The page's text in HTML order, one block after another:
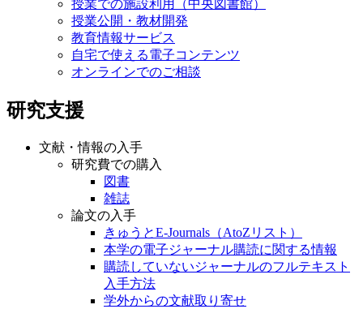
授業での施設利用（中央図書館）
授業公開・教材開発
教育情報サービス
自宅で使える電子コンテンツ
オンラインでのご相談
研究支援
文献・情報の入手
研究費での購入
図書
雑誌
論文の入手
きゅうとE-Journals（AtoZリスト）
本学の電子ジャーナル購読に関する情報
購読していないジャーナルのフルテキスト
入手方法
学外からの文献取り寄せ